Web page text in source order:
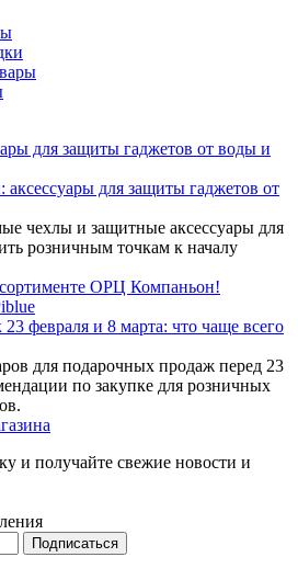
аксессуары для защиты гаджетов от
чехлы и защитные аксессуары для
розничным точкам к началу
OРЦ Компаньон!
февраля и 8 марта: что чаще всего
для подарочных продаж перед 23
по закупке для розничных
и получайте свежие новости и